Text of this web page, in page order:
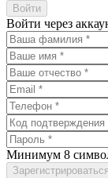
Войти через
Минимум 8